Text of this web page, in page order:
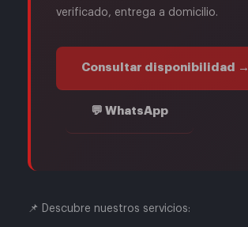
verificado, entrega a domicilio.
Consultar disponibilidad →
💬 WhatsApp
📌 Descubre nuestros servicios: